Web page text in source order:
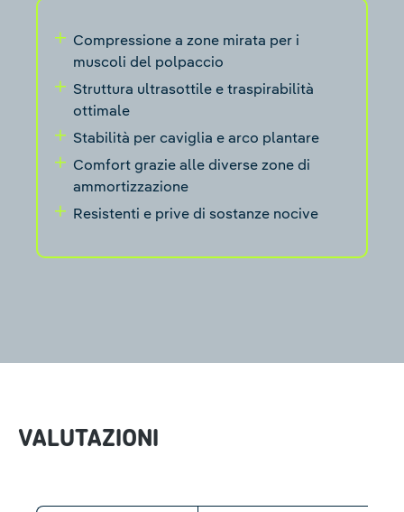
Compressione a zone mirata per i
muscoli del polpaccio
Struttura ultrasottile e traspirabilità
ottimale
Stabilità per caviglia e arco plantare
Comfort grazie alle diverse zone di
ammortizzazione
Resistenti e prive di sostanze nocive
VALUTAZIONI